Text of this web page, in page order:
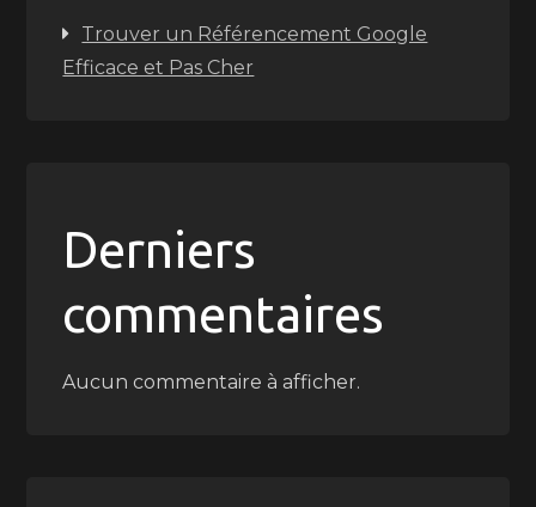
Trouver un Référencement Google
Efficace et Pas Cher
Derniers
commentaires
Aucun commentaire à afficher.